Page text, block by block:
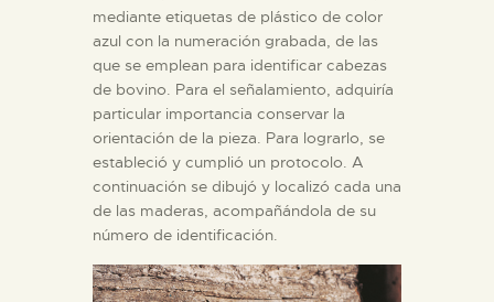
mediante etiquetas de plástico de color
azul con la numeración grabada, de las
que se emplean para identificar cabezas
de bovino. Para el señalamiento, adquiría
particular importancia conservar la
orientación de la pieza. Para lograrlo, se
estableció y cumplió un protocolo. A
continuación se dibujó y localizó cada una
de las maderas, acompañándola de su
número de identificación.